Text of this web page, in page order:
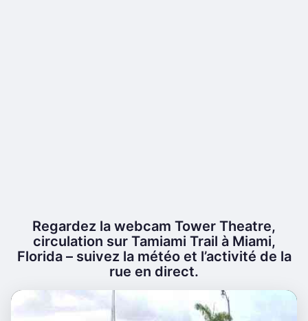
Regardez la webcam Tower Theatre,
circulation sur Tamiami Trail à Miami,
Florida – suivez la météo et l’activité de la
rue en direct.